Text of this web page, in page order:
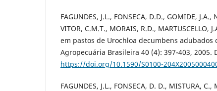
FAGUNDES, J.L., FONSECA, D.D., GOMIDE,
VITOR, C.M.T., MORAIS, R.D., MARTUSCELLO,
em pastos de Urochloa decumbens adubados
Agropecuária Brasileira 40 (4): 397-403, 2005.
https://doi.org/10.1590/S0100-
FAGUNDES, J.L., FONSECA, D. D., MISTURA, C.,